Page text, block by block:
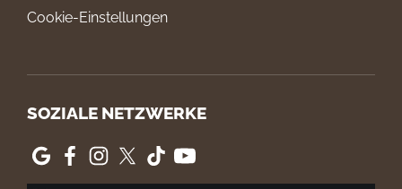
Cookie-Einstellungen
SOZIALE NETZWERKE